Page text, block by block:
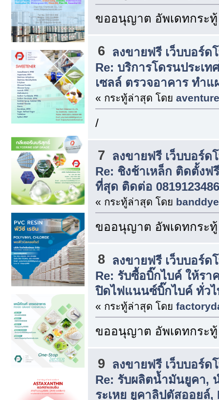
ขออนุญาต อัพเดทกระทู้
6
ลงขายฟรี เว็บบอร์ด
Re: บริการโดรนประเท
เซลล์ ตรวจอาคาร ทำแ
« กระทู้ล่าสุด โดย
/
7
ลงขายฟรี เว็บบอร์ด
Re: ชิงช้าเหล็ก ติดตั้งฟ
ที่สุด ติดต่อ
« กระทู้ล่าสุด โดย
ขออนุญาต อัพเดทกระทู้
8 ลงขายฟรี เว็บบอร์ด
Re: รับซื้อบิ๊กไบค์ ให้รา
ปิดไฟแนนซ์บิ๊กไบค์ ทั่ว
« กระทู้ล่าสุด โดย
ขออนุญาต อัพเดทกระทู้
9
ลงขายฟรี เว็บบอร์ด
Re: รับผลิตน้ำมันยูคา,
ระเหย ยูคาลิปตัสออยล์